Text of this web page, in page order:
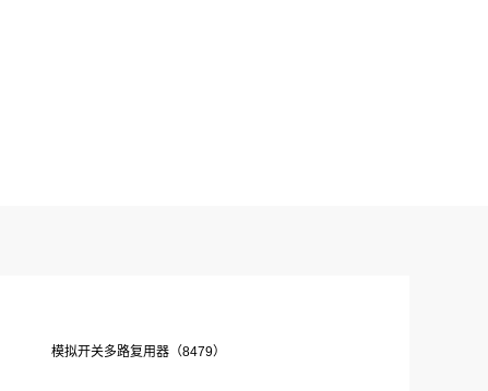
模拟开关多路复用器（8479）